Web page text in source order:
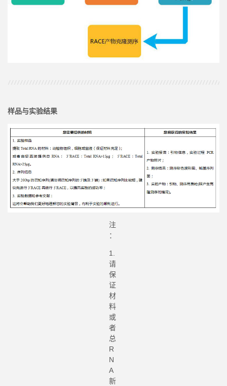
样品与实验结果
注
：
1.
请
保
证
材
料
或
者
总
R
N
A
新